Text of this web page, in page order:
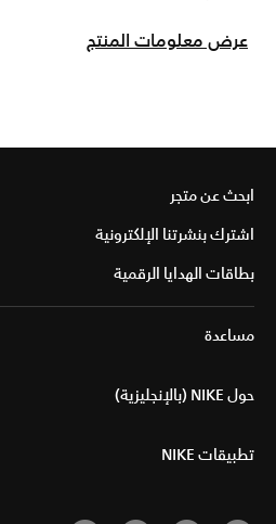
عرض معلومات المنتج
ابحث عن متجر
اشترك بنشرتنا الإلكترونية
بطاقات الهدايا الرقمية
مساعدة
حول NIKE (بالإنجليزية)
تطبيقات NIKE